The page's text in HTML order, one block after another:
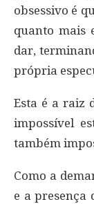
obsessivo é
quanto mais
dar,
própria
Esta é a raiz
impossível
também
Como a
e a presença